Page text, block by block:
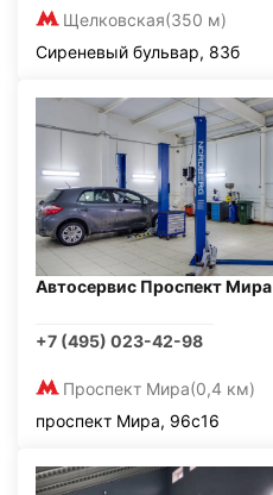
Щелковская(350 м)
Сиреневый бульвар, 83б
Автосервис Проспект Мира
+7 (495) 023-42-98
Проспект Мира(0,4 км)
проспект Мира, 96с16